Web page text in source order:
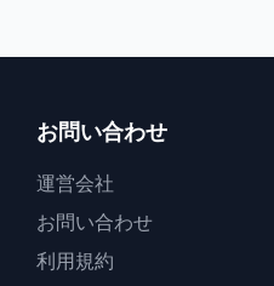
お問い合わせ
運営会社
お問い合わせ
利用規約